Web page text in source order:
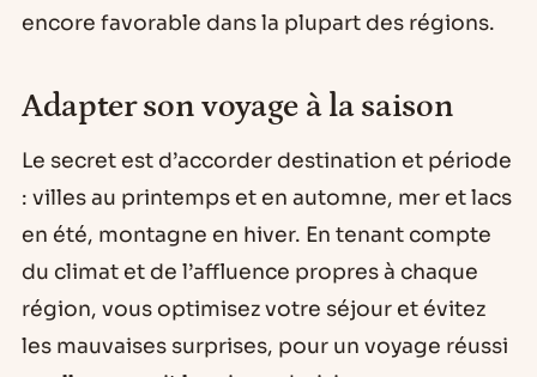
encore favorable dans la plupart des régions.
Adapter son voyage à la saison
Le secret est d’accorder destination et période
: villes au printemps et en automne, mer et lacs
en été, montagne en hiver. En tenant compte
du climat et de l’affluence propres à chaque
région, vous optimisez votre séjour et évitez
les mauvaises surprises, pour un voyage réussi